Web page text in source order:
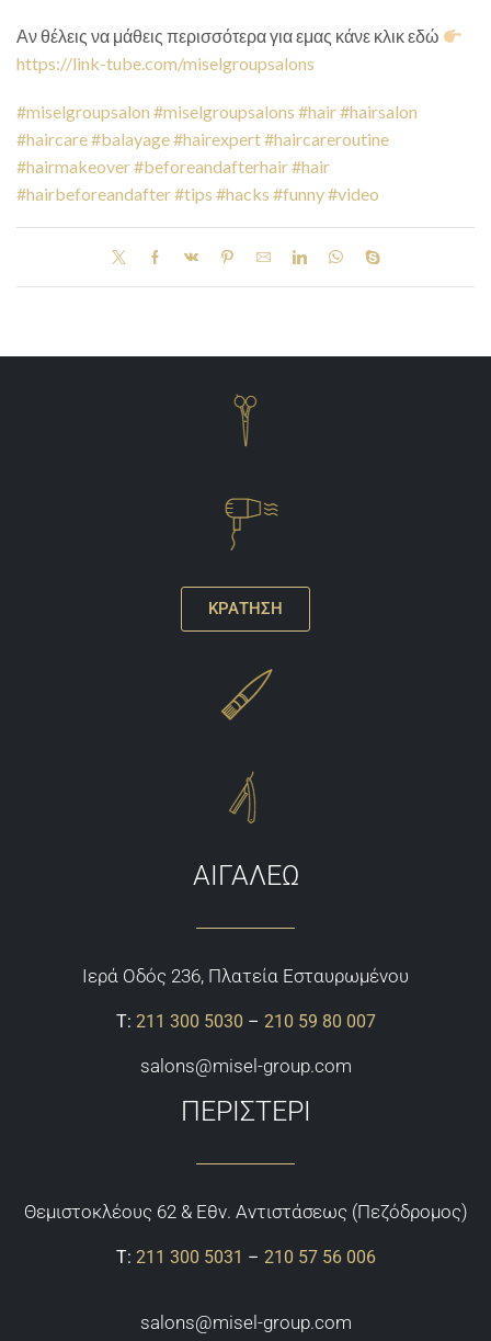
Αν θέλεις να μάθεις περισσότερα για εμας κάνε κλικ εδώ
https://link-tube.com/miselgroupsalons
#miselgroupsalon #miselgroupsalons #hair#hairsalon
#haircare#balayage#hairexpert#haircareroutine
#hairmakeover#beforeandafterhair#hair
#hairbeforeandafter#tips #hacks #funny#video
ΚΡΑΤΗΣΗ
ΑΙΓΑΛΕΩ
Ιερά Οδός 236, Πλατεία Εσταυρωμένου
Τ: 211 300 5030 – 210 59 80 007
salons@misel-group.com
ΠΕΡΙΣΤΕΡΙ
Θεμιστoκλέους 62 & Εθν. Αντιστάσεως (Πεζόδρομος)
Τ: 211 300 5031 – 210 57 56 006
salons@misel-group.com